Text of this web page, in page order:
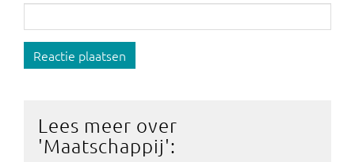
Reactie plaatsen
Lees meer over
'Maatschappij':